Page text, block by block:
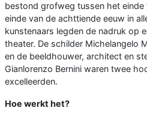
bestond grofweg tussen het einde
einde van de achttiende eeuw in
kunstenaars legden de nadruk op
theater. De schilder Michelangelo
en de beeldhouwer, architect en
Gianlorenzo Bernini waren twee
excelleerden.
Hoe werkt het?